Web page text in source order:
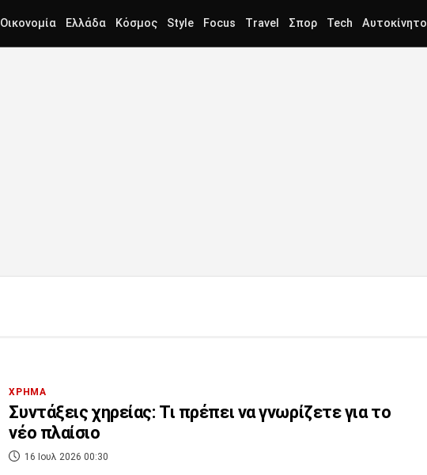
Οικονομία Ελλάδα Κόσμος Style Focus Travel Σπορ Tech Αυτοκίνητο
ΧΡΗΜΑ
Συντάξεις χηρείας: Τι πρέπει να γνωρίζετε για το
νέο πλαίσιο
16 Ιουλ 2026 00:30